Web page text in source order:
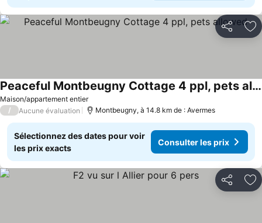
Partager
Maison/appartement entier
Peaceful Montbeugny Cottage 4 ppl, pets allowed
/ Aucune évaluation Montbeugny, à 14.8 km de : Avermes
Sélectionnez des dates pour voir
les prix exacts
Consulter les prix
Partager